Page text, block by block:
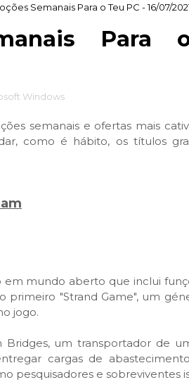
Semanais Para o Teu PC - 16/07/
Windows
semanais e ofertas mais
como é hábito, os títulos
mundo aberto que inclui
primeiro "Strand Game", um
jogo.
Bridges, um transportador de
cargas de
pesquisadores e